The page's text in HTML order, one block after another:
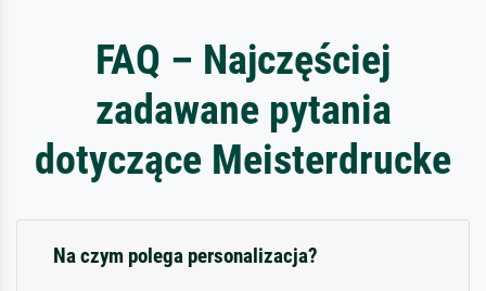
FAQ – Najczęściej
zadawane pytania
dotyczące Meisterdrucke
Na czym polega personalizacja?